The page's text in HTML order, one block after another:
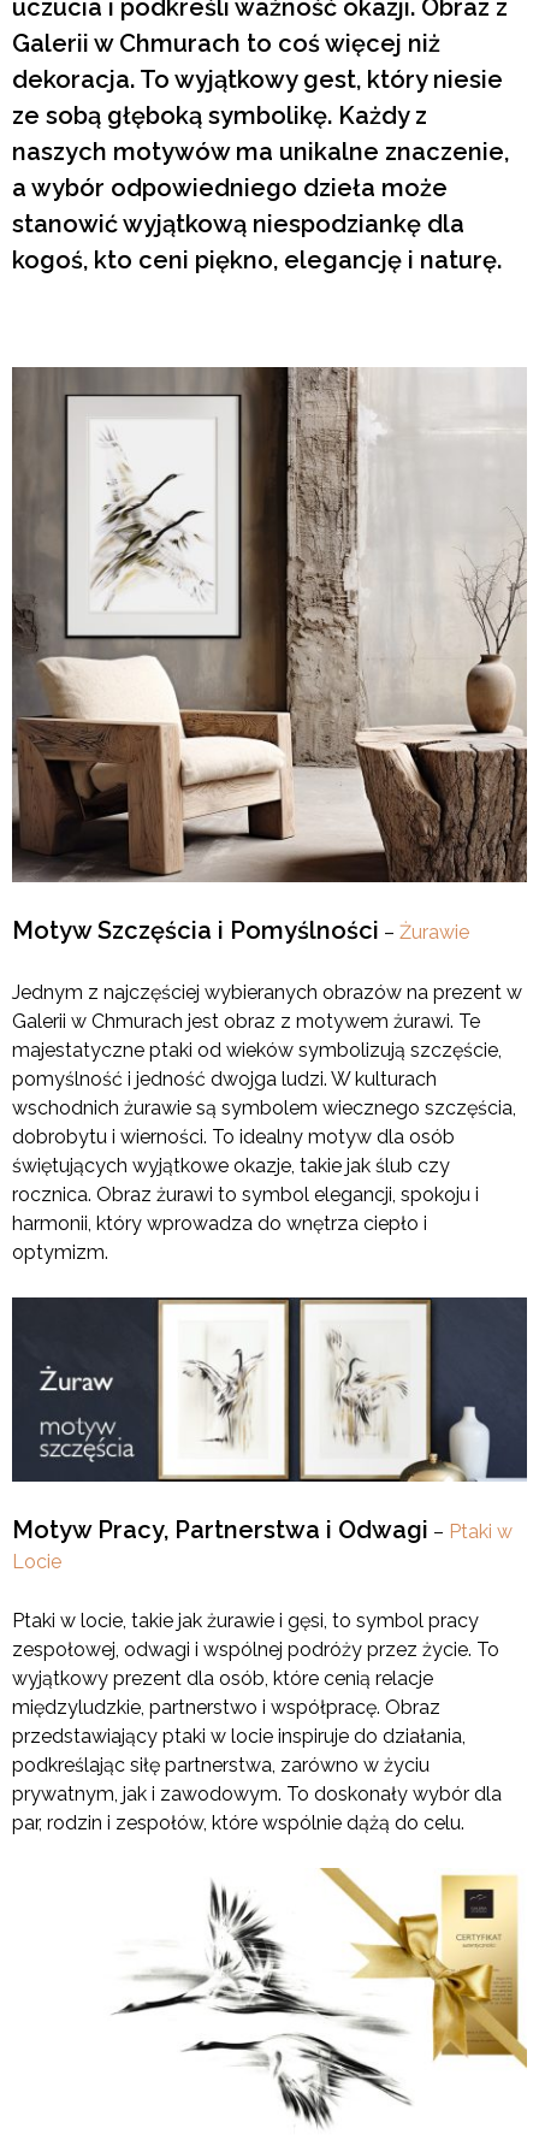
uczucia i podkreśli ważność okazji. Obraz z
Galerii w Chmurach to coś więcej niż
dekoracja. To wyjątkowy gest, który niesie
ze sobą głęboką symbolikę. Każdy z
naszych motywów ma unikalne znaczenie,
a wybór odpowiedniego dzieła może
stanowić wyjątkową niespodziankę dla
kogoś, kto ceni piękno, elegancję i naturę.
Motyw Szczęścia i Pomyślności – Żurawie
Jednym z najczęściej wybieranych obrazów na prezent w
Galerii w Chmurach jest obraz z motywem żurawi. Te
majestatyczne ptaki od wieków symbolizują szczęście,
pomyślność i jedność dwojga ludzi. W kulturach
wschodnich żurawie są symbolem wiecznego szczęścia,
dobrobytu i wierności. To idealny motyw dla osób
świętujących wyjątkowe okazje, takie jak ślub czy
rocznica. Obraz żurawi to symbol elegancji, spokoju i
harmonii, który wprowadza do wnętrza ciepło i
optymizm.
Motyw Pracy, Partnerstwa i Odwagi – Ptaki w
Locie
Ptaki w locie, takie jak żurawie i gęsi, to symbol pracy
zespołowej, odwagi i wspólnej podróży przez życie. To
wyjątkowy prezent dla osób, które cenią relacje
międzyludzkie, partnerstwo i współpracę. Obraz
przedstawiający ptaki w locie inspiruje do działania,
podkreślając siłę partnerstwa, zarówno w życiu
prywatnym, jak i zawodowym. To doskonały wybór dla
par, rodzin i zespołów, które wspólnie dążą do celu.